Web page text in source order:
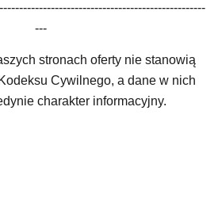
---
stronach oferty nie stanowią
Cywilnego, a dane w nich
charakter informacyjny.